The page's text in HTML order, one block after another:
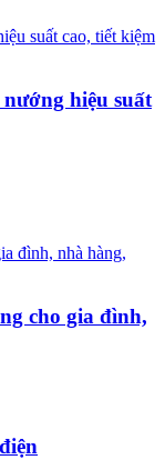
hiệu suất
cho gia đình,